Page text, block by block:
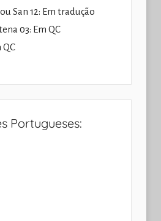
San 12: Em tradução
03: Em QC
QC
Portugueses: